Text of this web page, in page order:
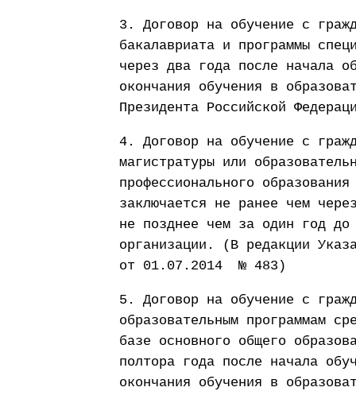
3. Договор на обучение с
бакалавриата и программы
через два года после начала
окончания обучения в
Президента Российской
4. Договор на обучение с
магистратуры или
профессионального
заключается не ранее чем
не позднее чем за один год до
организации. (В редакции
от 01.07.2014 № 483)
5. Договор на обучение с
образовательным программам
базе основного общего
полтора года после начала
окончания обучения в